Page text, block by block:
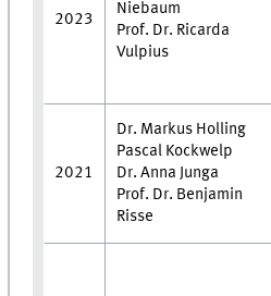
2023
Niebaum
Prof. Dr. Ricarda
Vulpius
2021
Dr. Markus Holling
Pascal Kockwelp
Dr. Anna Junga
Prof. Dr. Benjamin
Risse